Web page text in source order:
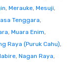
, Merauke, Mesuji,
Tenggara,
, Muara Enim,
Raya (Puruk Cahu),
, Nagan Raya,